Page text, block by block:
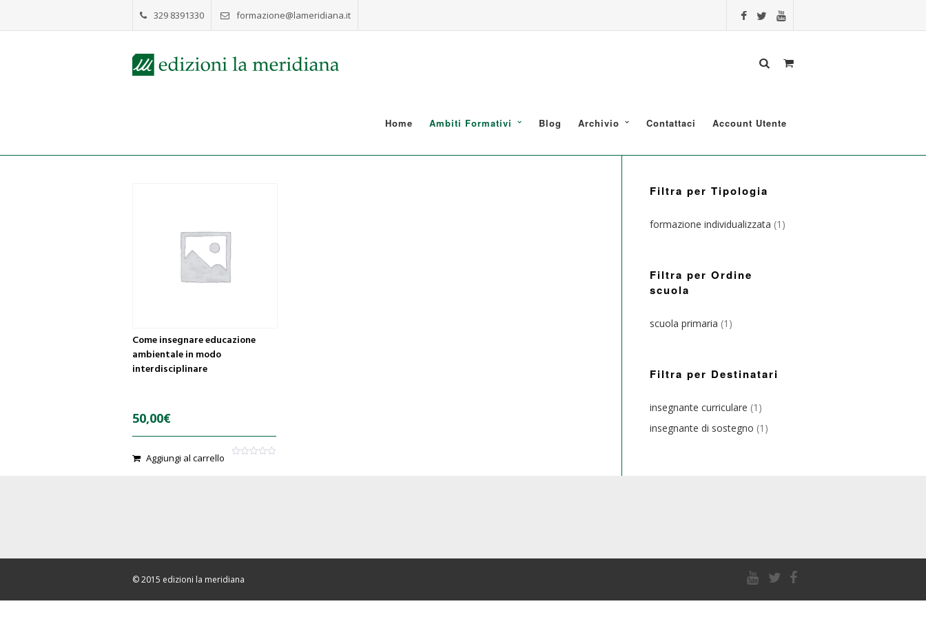
329 8391330 formazione@lameridiana.it
Home Ambiti Formativi Blog Archivio Contattaci Account Utente
Come insegnare educazione
ambientale in modo
interdisciplinare
50,00€
Aggiungi al carrello
Filtra per Tipologia
formazione individualizzata (1)
Filtra per Ordine
scuola
scuola primaria (1)
Filtra per Destinatari
insegnante curriculare (1)
insegnante di sostegno (1)
© 2015 edizioni la meridiana